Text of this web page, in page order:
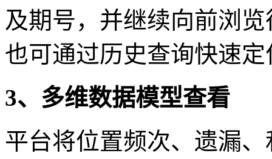
及期号，并继续向前浏
也可通过历史查询快速定
3、多维数据模型查看
平台将位置频次、遗漏